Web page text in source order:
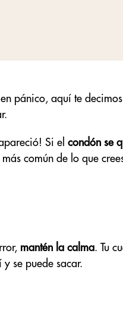
pánico, aquí te
Si el condón se
común de lo que
mantén la calma. Tu
se puede sacar.